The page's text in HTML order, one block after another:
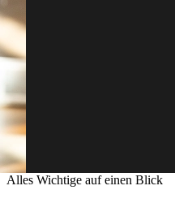
Alles Wichtige auf einen Blick